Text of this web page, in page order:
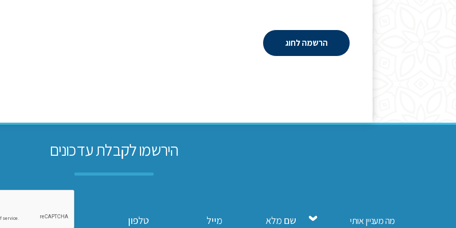
הרשמה לחוג
הירשמו לקבלת עדכונים